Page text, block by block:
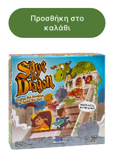
price
was:
€38.00.
τρέχουσα
τιμή
είναι:
Προσθήκη στο
καλάθι